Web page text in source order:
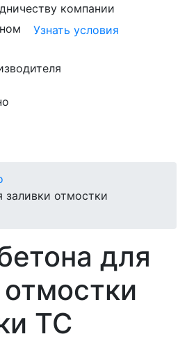
компании
Узнать условия
заливки отмостки
для
ТС